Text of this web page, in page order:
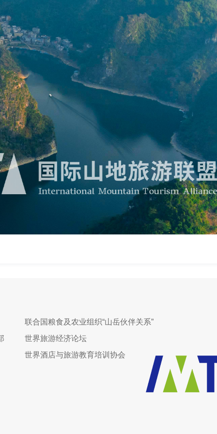
联合国粮食及农业组织“山岳伙伴关系”
世界旅游经济论坛
世界酒店与旅游教育培训协会